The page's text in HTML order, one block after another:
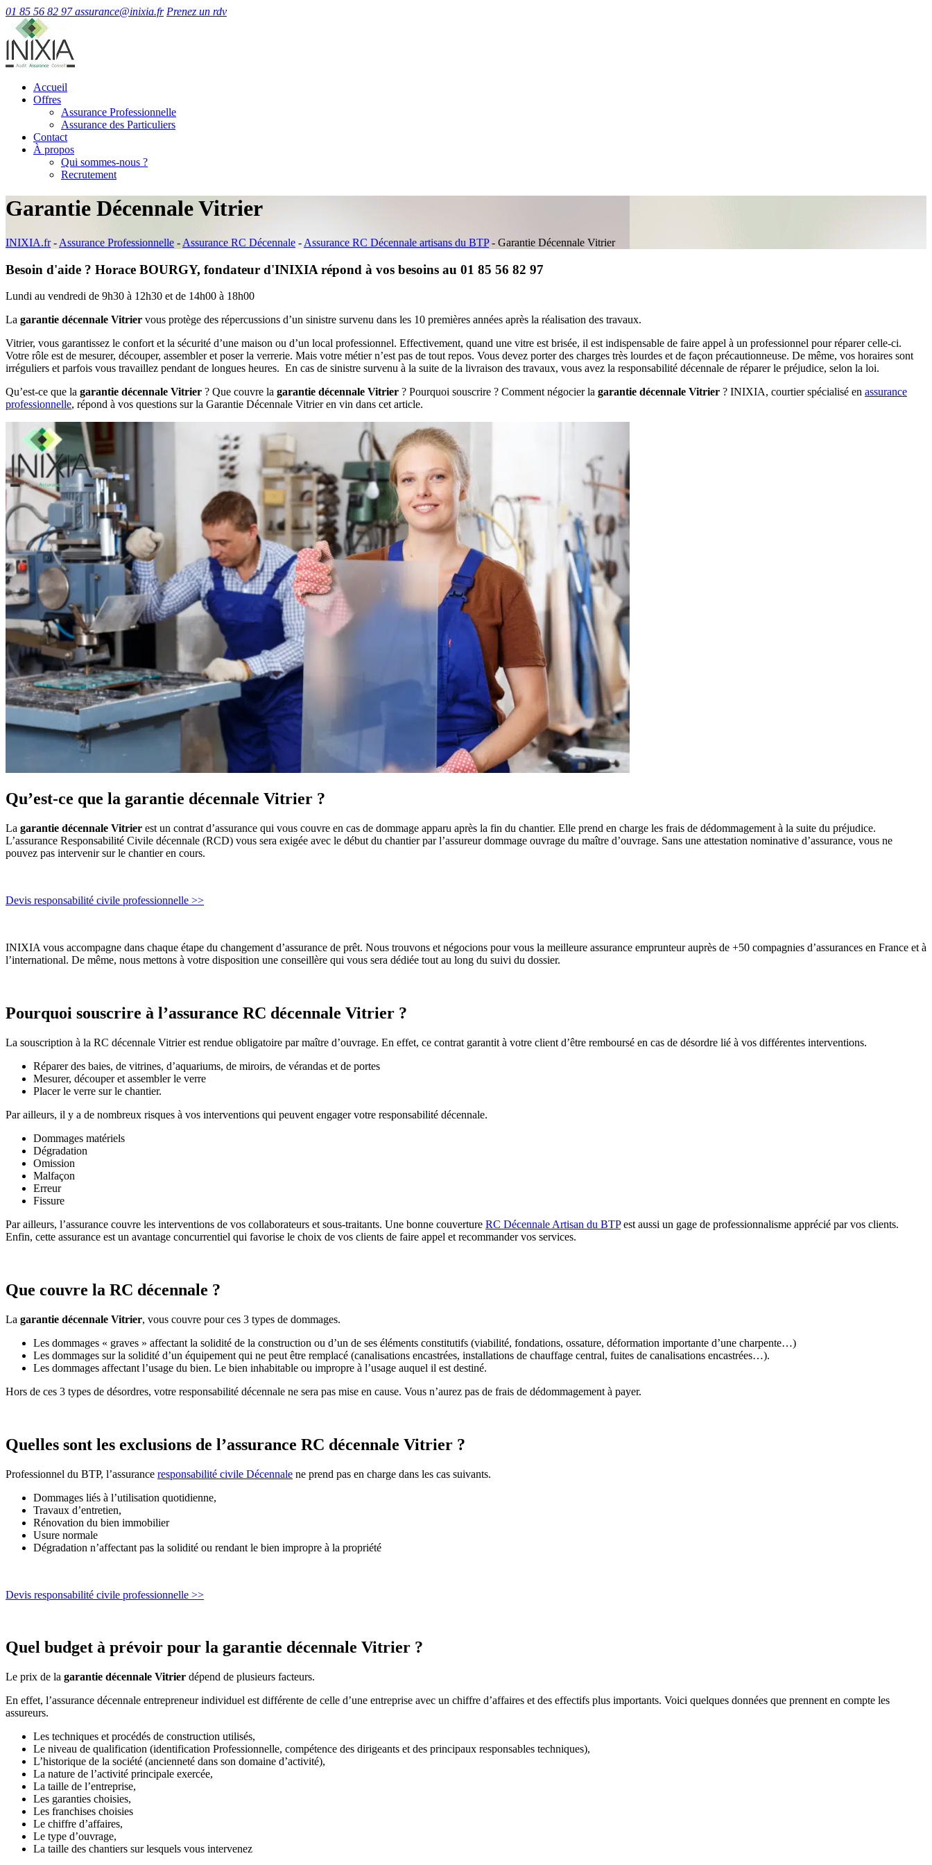
01 85 56 82 97 assurance@inixia.fr Prenez un rdv
Accueil
Offres
Assurance Professionnelle
Assurance des Particuliers
Contact
À propos
Qui sommes-nous ?
Recrutement
Garantie Décennale Vitrier
INIXIA.fr- Assurance Professionnelle - Assurance RC Décennale - Assurance RC Décennale artisans du BTP- Garantie Décennale Vitrier
Besoin d'aide ? Horace BOURGY, fondateur d'INIXIA répond à vos besoins au 01 85 56 82 97
Lundi au vendredi de 9h30 à 12h30 et de 14h00 à 18h00
La garantie décennale Vitrier vous protège des répercussions d’un sinistre survenu dans les 10 premières années après la réalisation des travaux.
Vitrier, vous garantissez le confort et la sécurité d’une maison ou d’un local professionnel. Effectivement, quand une vitre est brisée, il est indispensable de faire appel à un professionnel pour réparer celle-ci.
Votre rôle est de mesurer, découper, assembler et poser la verrerie. Mais votre métier n’est pas de tout repos. Vous devez porter des charges très lourdes et de façon précautionneuse. De même, vos horaires sont
irréguliers et parfois vous travaillez pendant de longues heures. En cas de sinistre survenu à la suite de la livraison des travaux, vous avez la responsabilité décennale de réparer le préjudice, selon la loi.
Qu’est-ce que la garantie décennale Vitrier ? Que couvre la garantie décennale Vitrier ? Pourquoi souscrire ? Comment négocier la garantie décennale Vitrier ? INIXIA, courtier spécialisé en assurance
professionnelle, répond à vos questions sur la Garantie Décennale Vitrier en vin dans cet article.
Qu’est-ce que la garantie décennale Vitrier ?
La garantie décennale Vitrier est un contrat d’assurance qui vous couvre en cas de dommage apparu après la fin du chantier. Elle prend en charge les frais de dédommagement à la suite du préjudice.
L’assurance Responsabilité Civile décennale (RCD) vous sera exigée avec le début du chantier par l’assureur dommage ouvrage du maître d’ouvrage. Sans une attestation nominative d’assurance, vous ne
pouvez pas intervenir sur le chantier en cours.
Devis responsabilité civile professionnelle >>
INIXIA vous accompagne dans chaque étape du changement d’assurance de prêt. Nous trouvons et négocions pour vous la meilleure assurance emprunteur auprès de +50 compagnies d’assurances en France et à
l’international. De même, nous mettons à votre disposition une conseillère qui vous sera dédiée tout au long du suivi du dossier.
Pourquoi souscrire à l’assurance RC décennale Vitrier ?
La souscription à la RC décennale Vitrier est rendue obligatoire par maître d’ouvrage. En effet, ce contrat garantit à votre client d’être remboursé en cas de désordre lié à vos différentes interventions.
Réparer des baies, de vitrines, d’aquariums, de miroirs, de vérandas et de portes
Mesurer, découper et assembler le verre
Placer le verre sur le chantier.
Par ailleurs, il y a de nombreux risques à vos interventions qui peuvent engager votre responsabilité décennale.
Dommages matériels
Dégradation
Omission
Malfaçon
Erreur
Fissure
Par ailleurs, l’assurance couvre les interventions de vos collaborateurs et sous-traitants. Une bonne couverture RC Décennale Artisan du BTPest aussi un gage de professionnalisme apprécié par vos clients.
Enfin, cette assurance est un avantage concurrentiel qui favorise le choix de vos clients de faire appel et recommander vos services.
Que couvre la RC décennale ?
La garantie décennale Vitrier, vous couvre pour ces 3 types de dommages.
Les dommages « graves » affectant la solidité de la construction ou d’un de ses éléments constitutifs (viabilité, fondations, ossature, déformation importante d’une charpente…)
Les dommages sur la solidité d’un équipement qui ne peut être remplacé (canalisations encastrées, installations de chauffage central, fuites de canalisations encastrées…).
Les dommages affectant l’usage du bien. Le bien inhabitable ou impropre à l’usage auquel il est destiné.
Hors de ces 3 types de désordres, votre responsabilité décennale ne sera pas mise en cause. Vous n’aurez pas de frais de dédommagement à payer.
Quelles sont les exclusions de l’assurance RC décennale Vitrier ?
Professionnel du BTP, l’assurance responsabilité civile Décennale ne prend pas en charge dans les cas suivants.
Dommages liés à l’utilisation quotidienne,
Travaux d’entretien,
Rénovation du bien immobilier
Usure normale
Dégradation n’affectant pas la solidité ou rendant le bien impropre à la propriété
Devis responsabilité civile professionnelle >>
Quel budget à prévoir pour la garantie décennale Vitrier ?
Le prix de la garantie décennale Vitrier dépend de plusieurs facteurs.
En effet, l’assurance décennale entrepreneur individuel est différente de celle d’une entreprise avec un chiffre d’affaires et des effectifs plus importants. Voici quelques données que prennent en compte les
assureurs.
Les techniques et procédés de construction utilisés,
Le niveau de qualification (identification Professionnelle, compétence des dirigeants et des principaux responsables techniques),
L’historique de la société (ancienneté dans son domaine d’activité),
La nature de l’activité principale exercée,
La taille de l’entreprise,
Les garanties choisies,
Les franchises choisies
Le chiffre d’affaires,
Le type d’ouvrage,
La taille des chantiers sur lesquels vous intervenez